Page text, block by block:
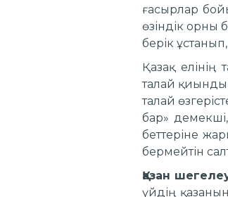
ғасырлар
өзіндік орны
берік ұстанып,
Қазақ елінің
талай
талай
бар» демекші,
беттеріне
бермейтін
Қазан
үйдің